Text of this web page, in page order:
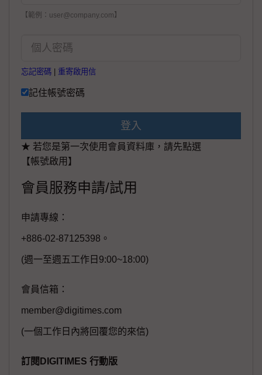
【範例：user@company.com】
忘記密碼 重寄啟用信
記住帳號密碼
登入
★ 若您是第一次使用會員資料庫，請先點選
【帳號啟用】
會員服務申請/試用
申請專線：
+886-02-87125398。
(週一至週五工作日9:00~18:00)
會員信箱：
member@digitimes.com
(一個工作日內將回覆您的來信)
訂閱DIGITIMES 行動版